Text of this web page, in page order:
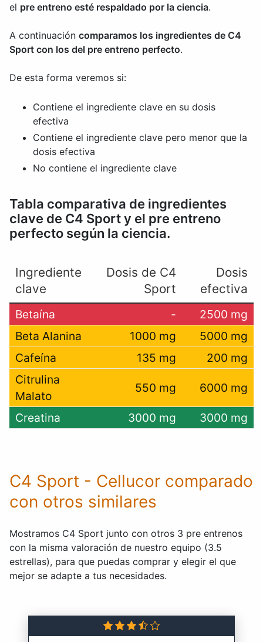
el pre entreno esté respaldado por la ciencia.
A continuación comparamos los ingredientes de C4
Sport con los del pre entreno perfecto.
De esta forma veremos si:
Contiene el ingrediente clave en su dosis
efectiva
Contiene el ingrediente clave pero menor que la
dosis efectiva
No contiene el ingrediente clave
Tabla comparativa de ingredientes
clave de C4 Sport y el pre entreno
perfecto según la ciencia.
Ingrediente
clave
Dosis de C4
Sport
Dosis
efectiva
Betaína -
2500 mg
Beta Alanina
1000 mg
5000 mg
Cafeína
135 mg
200 mg
Citrulina
Malato
550 mg 6000 mg
Creatina 3000 mg 3000 mg
C4 Sport - Cellucor comparado
con otros similares
Mostramos C4 Sport junto con otros 3 pre entrenos
con la misma valoración de nuestro equipo (3.5
estrellas), para que puedas comprar y elegir el que
mejor se adapte a tus necesidades.